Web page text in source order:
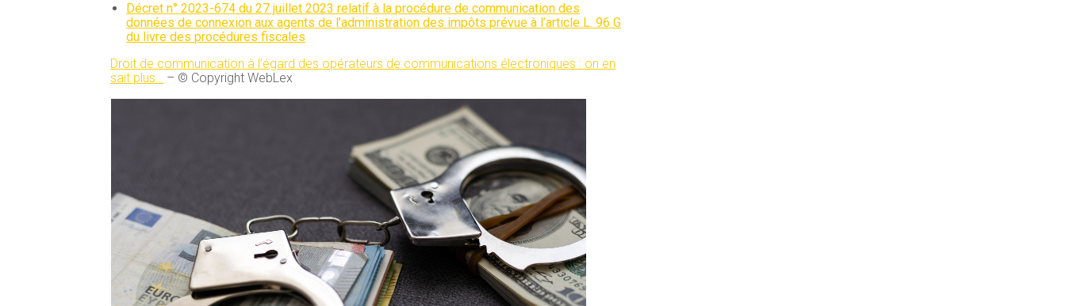
Décret n° 2023-674 du 27 juillet 2023 relatif à la procédure de communication des
données de connexion aux agents de l’administration des impôts prévue à l’article L. 96 G
du livre des procédures fiscales
Droit de communication à l’égard des opérateurs de communications électroniques : on en
sait plus… – © Copyright WebLex